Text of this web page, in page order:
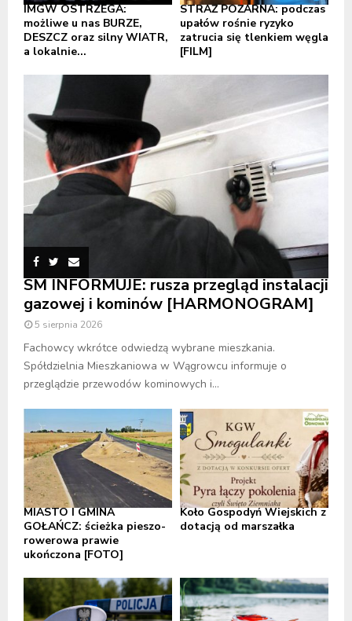
IMGW OSTRZEGA:
możliwe u nas BURZE,
DESZCZ oraz silny WIATR,
a lokalnie...
STRAŻ POŻARNA: podczas
upałów rośnie ryzyko
zatrucia się tlenkiem węgla
[FILM]
SM INFORMUJE: rusza przegląd instalacji
gazowej i kominów [HARMONOGRAM]
5 sierpnia 2026
Fachowcy wkrótce odwiedzą wybrane mieszkania.
Spółdzielnia Mieszkaniowa w Wągrowcu informuje o
przeglądzie przewodów kominowych i...
MIASTO I GMINA
GOŁAŃCZ: ścieżka pieszo-
rowerowa prawie
ukończona [FOTO]
Koło Gospodyń Wiejskich z
dotacją od marszałka